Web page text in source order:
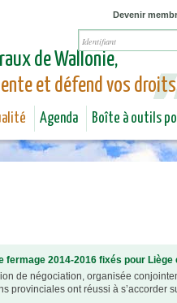
Devenir
de Wallonie,
et défend vos droits
Agenda Boîte à outils
fermage 2014-2016 fixés pour Liège
de négociation, organisée
provinciales ont réussi à s’accorder